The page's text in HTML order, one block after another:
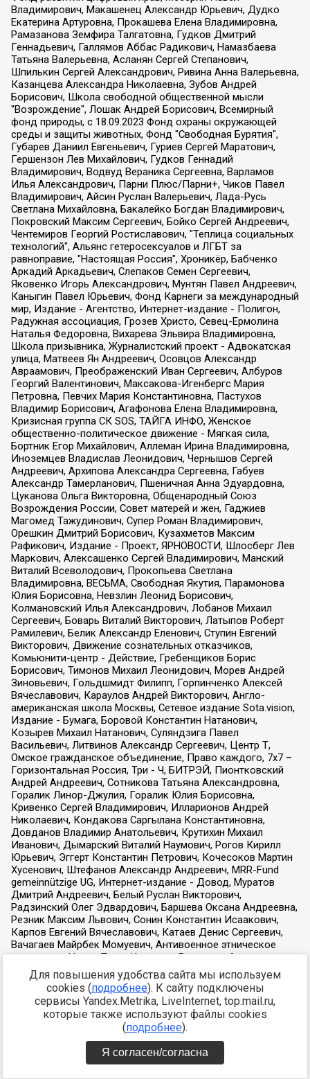
Для повышения удобства сайта мы используем
cookies (подробнее). К сайту подключены
сервисы Yandex.Metrika, LiveInternet, top.mail.ru,
которые также используют файлы cookies
(подробнее).
Я согласен/согласна